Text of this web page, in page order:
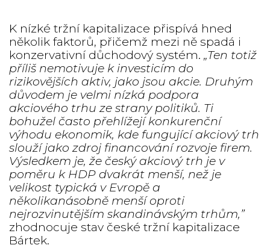
K nízké tržní kapitalizace přispívá hned
několik faktorů, přičemž mezi ně spadá i
konzervativní důchodový systém.„Ten totiž
příliš nemotivuje k investicím do
rizikovějších aktiv, jako jsou akcie. Druhým
důvodem je velmi nízká podpora
akciového trhu ze strany politiků. Ti
bohužel často přehlížejí konkurenční
výhodu ekonomik, kde fungující akciový trh
slouží jako zdroj financování rozvoje firem.
Výsledkem je, že český akciový trh je v
poměru k HDP dvakrát menší, než je
velikost typická v Evropě a
několikanásobně menší oproti
nejrozvinutějším skandinávským trhům,”
zhodnocuje stav české tržní kapitalizace
Bártek.